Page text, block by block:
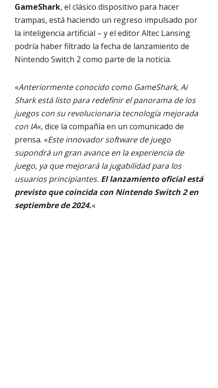
GameShark, el clásico dispositivo para hacer
trampas, está haciendo un regreso impulsado por
la inteligencia artificial – y el editor Altec Lansing
podría haber filtrado la fecha de lanzamiento de
Nintendo Switch 2 como parte de la noticia.
«Anteriormente conocido como GameShark, Ai
Shark está listo para redefinir el panorama de los
juegos con su revolucionaria tecnología mejorada
con IA«, dice la compañía en un comunicado de
prensa. «Este innovador software de juego
supondrá un gran avance en la experiencia de
juego, ya que mejorará la jugabilidad para los
usuarios principiantes. El lanzamiento oficial está
previsto que coincida con Nintendo Switch 2 en
septiembre de 2024.«